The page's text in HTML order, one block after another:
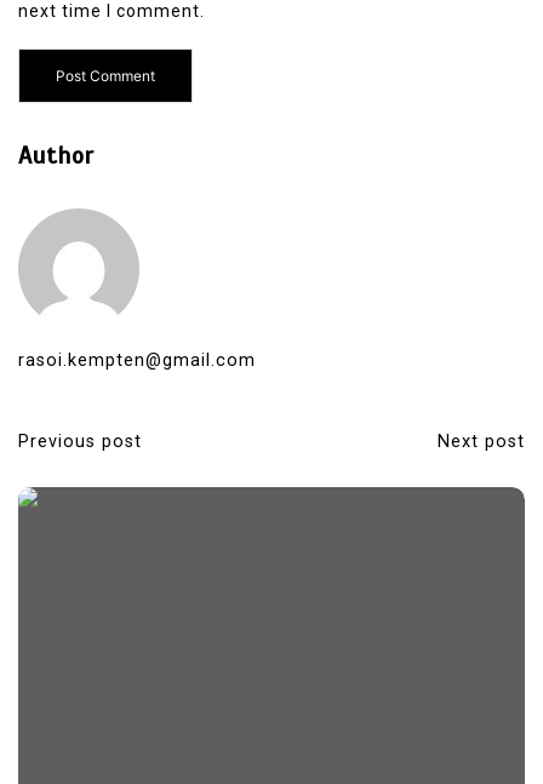
next time I comment.
Author
rasoi.kempten@gmail.com
P
o
Previous post Next post